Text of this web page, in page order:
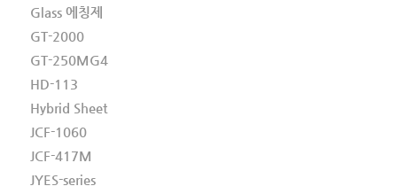
Glass 에칭제
GT-2000
GT-250MG4
HD-113
Hybrid Sheet
JCF-1060
JCF-417M
JYES-series